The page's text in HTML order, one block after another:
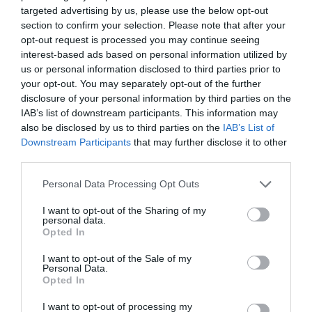
targeted advertising by us, please use the below opt-out
section to confirm your selection. Please note that after your
opt-out request is processed you may continue seeing
interest-based ads based on personal information utilized by
us or personal information disclosed to third parties prior to
your opt-out. You may separately opt-out of the further
disclosure of your personal information by third parties on the
IAB’s list of downstream participants. This information may
also be disclosed by us to third parties on the IAB’s List of
Downstream Participants that may further disclose it to other
Please note that this website/app uses one or more Google
not limited to your visit or usage behaviour. You may click to
grant or deny consent to Google and its third-party tags to
use your data for below specified purposes in below Google
consent section.
Personal Data Processing Opt Outs
I want to opt-out of the Sharing of my
personal data.
Opted In
I want to opt-out of the Sale of my
Personal Data.
Opted In
I want to opt-out of processing my
Sofia.